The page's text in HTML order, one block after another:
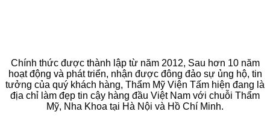
Chính thức được thành lập từ năm 2012, Sau hơn 10 năm
hoạt động và phát triển, nhận được đông đảo sự ủng hộ, tin
tưởng của quý khách hàng, Thẩm Mỹ Viện Tấm hiện đang là
địa chỉ làm đẹp tin cậy hàng đầu Việt Nam với chuỗi Thẩm
Mỹ, Nha Khoa tại Hà Nội và Hồ Chí Minh.